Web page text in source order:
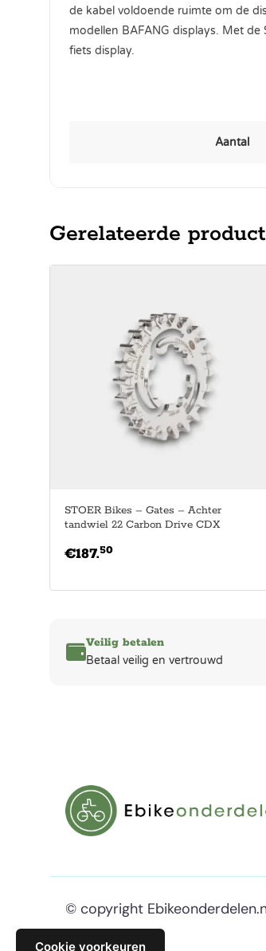
Cookie voorkeuren
de kabel voldoende ruimte om de
modellen BAFANG displays. Met
fiets display.
Aantal
Gerelateerde
STOER Bikes – Gates – Achter
tandwiel 22 Carbon Drive CDX
€187.50
Veilig betalen
Betaal veilig en vertrouwd
© copyright